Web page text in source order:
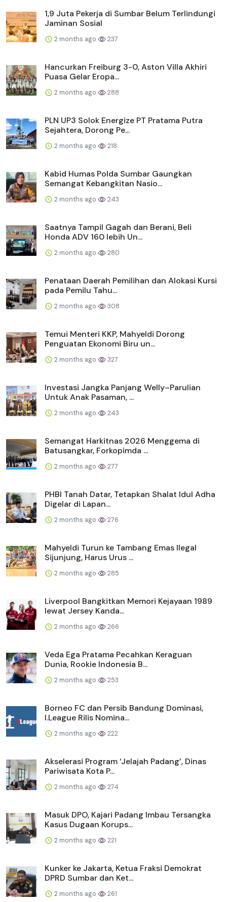
1,9 Juta Pekerja di Sumbar Belum Terlindungi
Jaminan Sosial
2 months ago 237
Hancurkan Freiburg 3-0, Aston Villa Akhiri
Puasa Gelar Eropa...
2 months ago 288
PLN UP3 Solok Energize PT Pratama Putra
Sejahtera, Dorong Pe...
2 months ago 218
Kabid Humas Polda Sumbar Gaungkan
Semangat Kebangkitan Nasio...
2 months ago 243
Saatnya Tampil Gagah dan Berani, Beli
Honda ADV 160 lebih Un...
2 months ago 280
Penataan Daerah Pemilihan dan Alokasi Kursi
pada Pemilu Tahu...
2 months ago 308
Temui Menteri KKP, Mahyeldi Dorong
Penguatan Ekonomi Biru un...
2 months ago 327
Investasi Jangka Panjang Welly–Parulian
Untuk Anak Pasaman, ...
2 months ago 243
Semangat Harkitnas 2026 Menggema di
Batusangkar, Forkopimda ...
2 months ago 277
PHBI Tanah Datar, Tetapkan Shalat Idul Adha
Digelar di Lapan...
2 months ago 276
Mahyeldi Turun ke Tambang Emas Ilegal
Sijunjung, Harus Urus ...
2 months ago 285
Liverpool Bangkitkan Memori Kejayaan 1989
lewat Jersey Kanda...
2 months ago 266
Veda Ega Pratama Pecahkan Keraguan
Dunia, Rookie Indonesia B...
2 months ago 253
Borneo FC dan Persib Bandung Dominasi,
I.League Rilis Nomina...
2 months ago 222
Akselerasi Program ‘Jelajah Padang’, Dinas
Pariwisata Kota P...
2 months ago 274
Masuk DPO, Kajari Padang Imbau Tersangka
Kasus Dugaan Korups...
2 months ago 221
Kunker ke Jakarta, Ketua Fraksi Demokrat
DPRD Sumbar dan Ket...
2 months ago 261